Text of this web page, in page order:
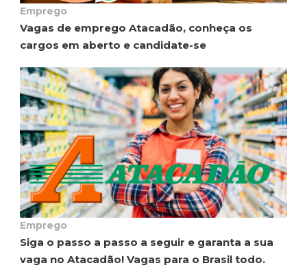
Emprego
Vagas de emprego Atacadão, conheça os
cargos em aberto e candidate-se
Emprego
Siga o passo a passo a seguir e garanta a sua
vaga no Atacadão! Vagas para o Brasil todo.